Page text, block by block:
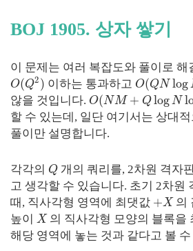
BOJ 1905. 상자 쌓기
이 문제는 여러 복잡도와 풀이로 해
O(Q2 ) 이하는 통과하고 O(QN log
않을 것입니다. O(NM + QlogN
할 수 있는데, 일단 여기서는 상대
풀이만 설명합니다.
각각의 Q 개의 쿼리를, 2차원 격자
고 생각할 수 있습니다. 초기 2차원
때, 직사각형 영역에 최댓값 +X의
높이 X의 직사각형 모양의 블록을
해당 영역에 놓는 것과 같다고 볼